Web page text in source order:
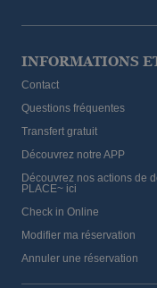
INFORMATIONS
Contact
Questions fréquentes
Transfert gratuit
Découvrez notre APP
Découvrez nos actions de
PLACE~ ici
Check in Online
Modifier ma réservation
Annuler une réservation